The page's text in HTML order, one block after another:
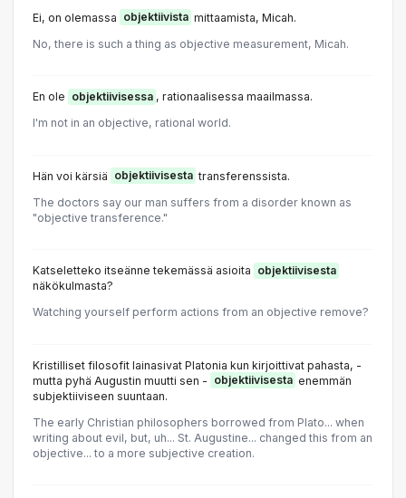
Ei, on olemassa objektiivista mittaamista, Micah.
No, there is such a thing as objective measurement, Micah.
En ole objektiivisessa , rationaalisessa maailmassa.
I'm not in an objective, rational world.
Hän voi kärsiä objektiivisesta transferenssista.
The doctors say our man suffers from a disorder known as
"objective transference."
Katseletteko itseänne tekemässä asioita objektiivisesta
näkökulmasta?
Watching yourself perform actions from an objective remove?
Kristilliset filosofit lainasivat Platonia kun kirjoittivat pahasta, -
mutta pyhä Augustin muutti sen - objektiivisesta enemmän
subjektiiviseen suuntaan.
The early Christian philosophers borrowed from Plato... when
writing about evil, but, uh... St. Augustine... changed this from an
objective... to a more subjective creation.